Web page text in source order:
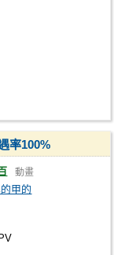
率100%
動畫
甲的